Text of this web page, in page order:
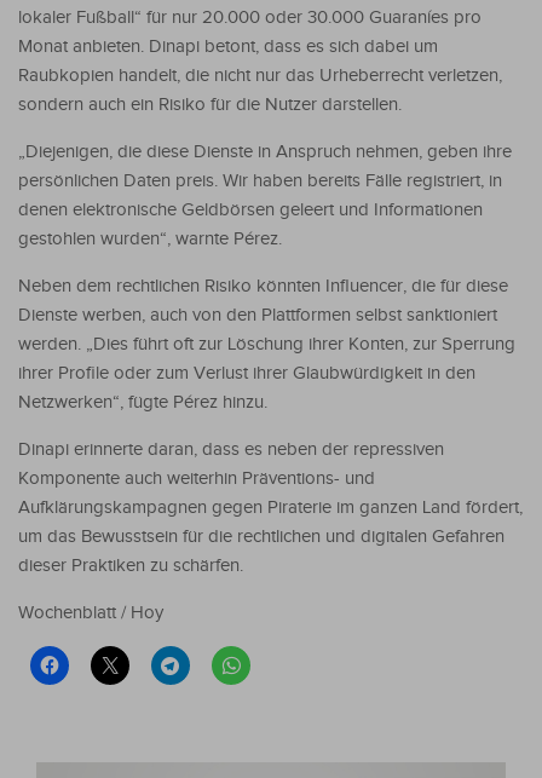
lokaler Fußball“ für nur 20.000 oder 30.000 Guaraníes pro
Monat anbieten. Dinapi betont, dass es sich dabei um
Raubkopien handelt, die nicht nur das Urheberrecht verletzen,
sondern auch ein Risiko für die Nutzer darstellen.
„Diejenigen, die diese Dienste in Anspruch nehmen, geben ihre
persönlichen Daten preis. Wir haben bereits Fälle registriert, in
denen elektronische Geldbörsen geleert und Informationen
gestohlen wurden“, warnte Pérez.
Neben dem rechtlichen Risiko könnten Influencer, die für diese
Dienste werben, auch von den Plattformen selbst sanktioniert
werden. „Dies führt oft zur Löschung ihrer Konten, zur Sperrung
ihrer Profile oder zum Verlust ihrer Glaubwürdigkeit in den
Netzwerken“, fügte Pérez hinzu.
Dinapi erinnerte daran, dass es neben der repressiven
Komponente auch weiterhin Präventions- und
Aufklärungskampagnen gegen Piraterie im ganzen Land fördert,
um das Bewusstsein für die rechtlichen und digitalen Gefahren
dieser Praktiken zu schärfen.
Wochenblatt / Hoy